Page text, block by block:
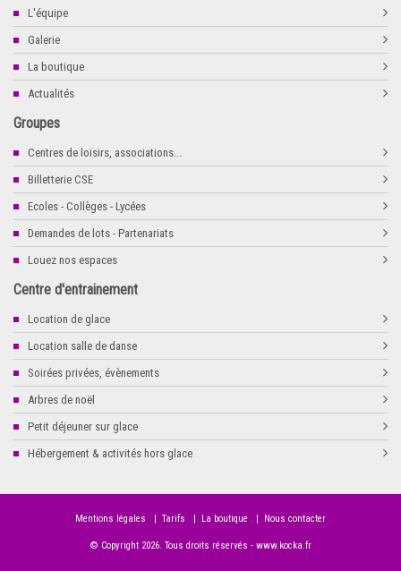
L'équipe
Galerie
La boutique
Actualités
Groupes
Centres de loisirs, associations...
Billetterie CSE
Ecoles - Collèges - Lycées
Demandes de lots - Partenariats
Louez nos espaces
Centre d'entrainement
Location de glace
Location salle de danse
Soirées privées, évènements
Arbres de noël
Petit déjeuner sur glace
Hébergement & activités hors glace
Mentions légales Tarifs La boutique Nous contacter
© Copyright 2026. Tous droits réservés - www.kocka.fr